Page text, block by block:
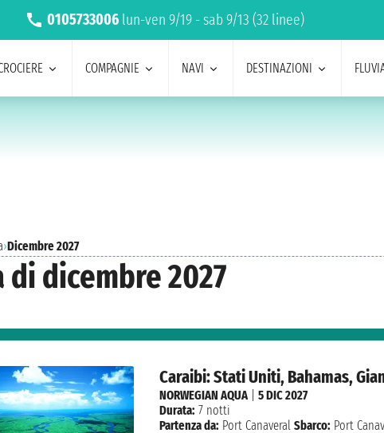
0105733006 lun-ven 9/19 - sab 9/13 (32 linee)
COMPAGNIE NAVI DESTINAZIONI
›Dicembre 2027
dicembre 2027
Caraibi: Stati Uniti, Bahamas,
NORWEGIAN AQUA|5 DIC 2027
Durata: 7 notti
Partenza da: Port Canaveral Sbarco: Port